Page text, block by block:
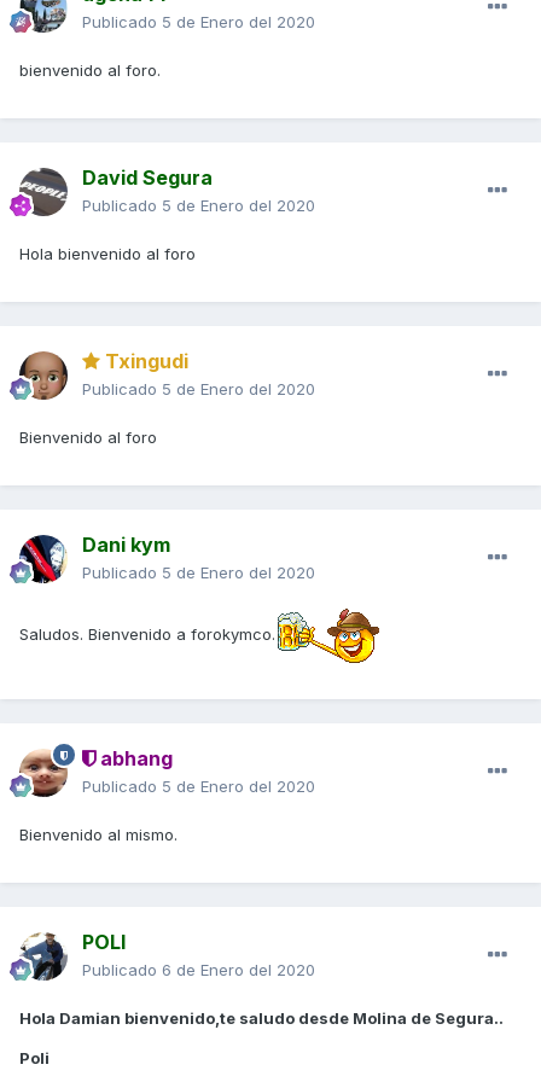
Publicado 5 de Enero del 2020
bienvenido al foro.
David Segura
Publicado 5 de Enero del 2020
Hola bienvenido al foro
Txingudi
Publicado 5 de Enero del 2020
Bienvenido al foro
Dani kym
Publicado 5 de Enero del 2020
Saludos. Bienvenido a forokymco.
abhang
Publicado 5 de Enero del 2020
Bienvenido al mismo.
POLI
Publicado 6 de Enero del 2020
Hola Damian bienvenido,te saludo desde Molina de Segura..
Poli